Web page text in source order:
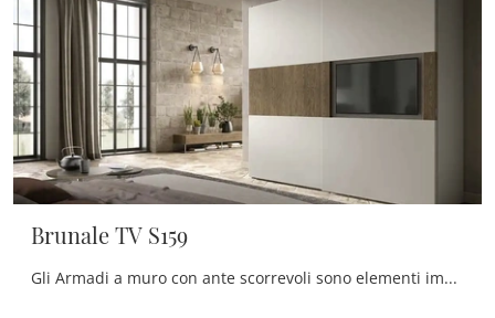
Brunale TV S159
Gli Armadi a muro con ante scorrevoli sono elementi immancabili nella camera da letto, per renderla arredata al meglio, pratica e completa di tutto.